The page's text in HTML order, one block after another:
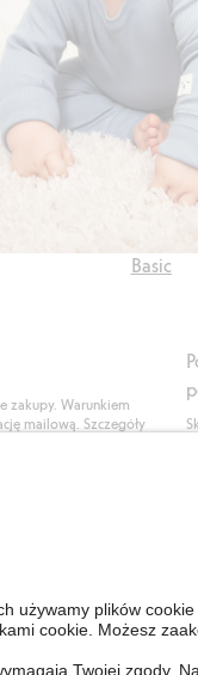
Basic
zakupy. Warunkiem
mailową. Szczegóły